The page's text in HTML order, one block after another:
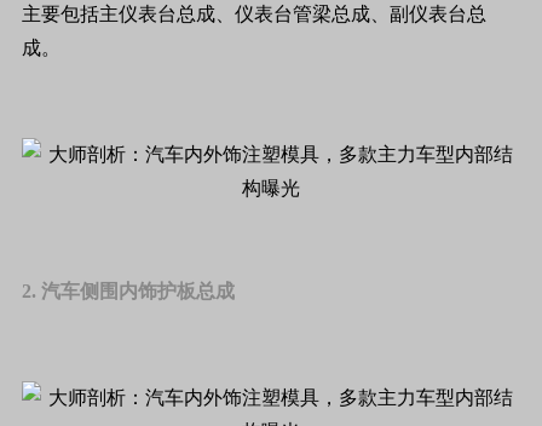
主要包括主仪表台总成、仪表台管梁总成、副仪表台总
成。
2. 汽车侧围内饰护板总成